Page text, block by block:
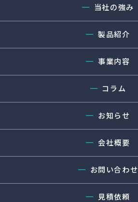
━ 当社の強み
━ 製品紹介
━ 事業内容
━ コラム
━ お知らせ
━ 会社概要
━ お問い合わせ
━ 見積依頼